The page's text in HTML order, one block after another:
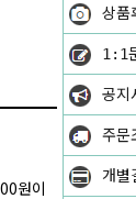
상품
1:1
공지
주문
개별
원이